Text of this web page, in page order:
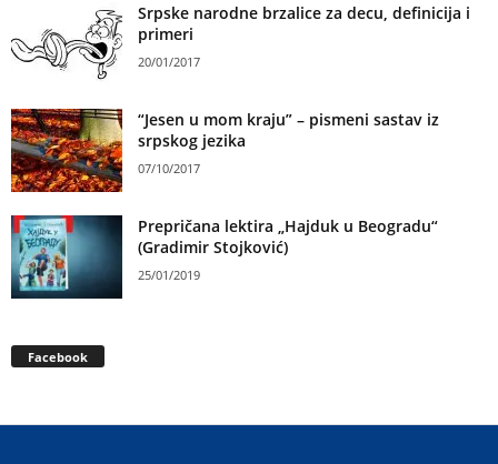
Srpske narodne brzalice za decu, definicija i
primeri
20/01/2017
“Jesen u mom kraju” – pismeni sastav iz
srpskog jezika
07/10/2017
Prepričana lektira „Hajduk u Beogradu“
(Gradimir Stojković)
25/01/2019
Facebook